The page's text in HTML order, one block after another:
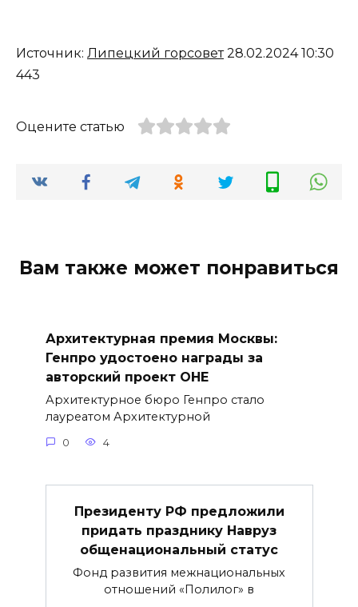
Источник: Липецкий горсовет28.02.2024 10:30
443
Оцените статью
Вам также может понравиться
Архитектурная премия Москвы:
Генпро удостоено награды за
авторский проект ОНЕ
Архитектурное бюро Генпро стало
лауреатом Архитектурной
0 4
Президенту РФ предложили
придать празднику Навруз
общенациональный статус
Фонд развития межнациональных
отношений «Полилог» в